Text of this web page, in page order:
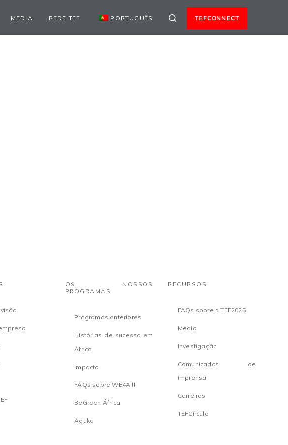
MEDIA REDE TEF PORTUGUÊS TEFCONNECT
OS NOSSOS
PROGRAMAS
Programas anteriores
Histórias de sucesso em
África
Impacto
FAQs sobre WE4A II
BeGreen África
Aguka
RECURSOS
FAQs sobre o TEF2025
Media
Investigação
Comunicados de
imprensa
Carreiras
TEFCírculo